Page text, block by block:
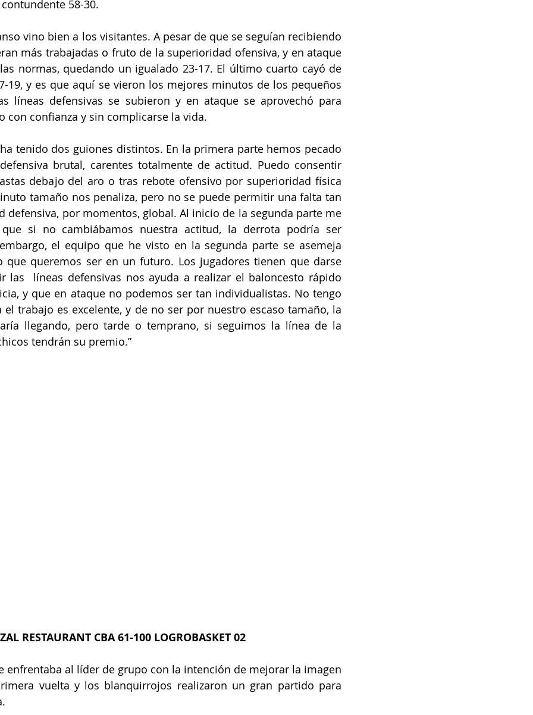
58-30.
vino bien a los visitantes. A pesar de que se seguían recibiendo
más trabajadas o fruto de la superioridad ofensiva, y en ataque
normas, quedando un igualado 23-17. El último cuarto cayó de
19, y es que aquí se vieron los mejores minutos de los pequeños
líneas defensivas se subieron y en ataque se aprovechó para
con confianza y sin complicarse la vida.
tenido dos guiones distintos. En la primera parte hemos pecado
brutal, carentes totalmente de actitud. Puedo consentir
debajo del aro o tras rebote ofensivo por superioridad física
tamaño nos penaliza, pero no se puede permitir una falta tan
defensiva, por momentos, global. Al inicio de la segunda parte me
si no cambiábamos nuestra actitud, la derrota podría ser
el equipo que he visto en la segunda parte se asemeja
que queremos ser en un futuro. Los jugadores tienen que darse
las  líneas defensivas nos ayuda a realizar el baloncesto rápido
y que en ataque no podemos ser tan individualistas. No tengo
el trabajo es excelente, y de no ser por nuestro escaso tamaño, la
llegando, pero tarde o temprano, si seguimos la línea de la
tendrán su premio.”
RESTAURANT CBA 61-100 LOGROBASKET 02
enfrentaba al líder de grupo con la intención de mejorar la imagen
vuelta y los blanquirrojos realizaron un gran partido para